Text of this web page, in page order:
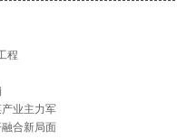
程
业主力军
合新局面